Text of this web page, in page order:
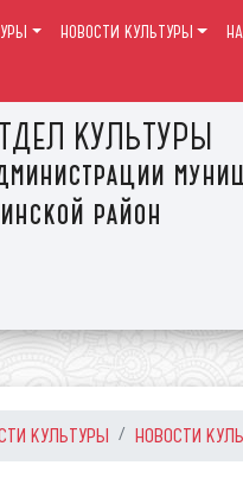
КУЛЬТУРЫ
район
НОВОСТИ КУЛЬТУРЫ
КУЛЬТУРЫ НОВОСТИ